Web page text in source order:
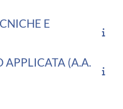
E
APPLICATA (A.A.